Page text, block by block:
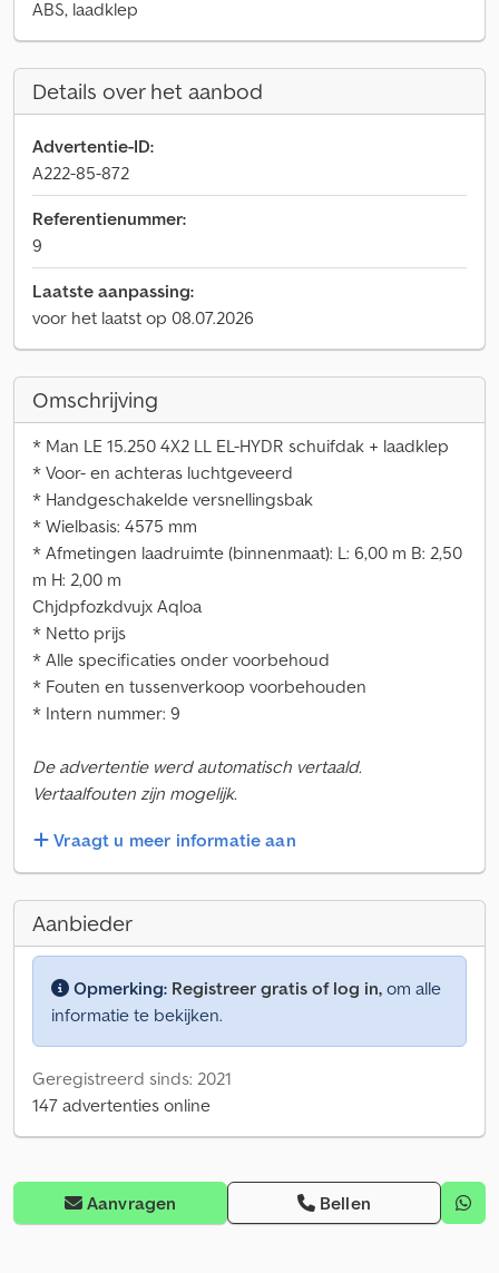
ABS, laadklep
Details over het aanbod
Advertentie-ID:
A222-85-872
Referentienummer:
9
Laatste aanpassing:
voor het laatst op 08.07.2026
Omschrijving
* Man LE 15.250 4X2 LL EL-HYDR schuifdak + laadklep
* Voor- en achteras luchtgeveerd
* Handgeschakelde versnellingsbak
* Wielbasis: 4575 mm
* Afmetingen laadruimte (binnenmaat): L: 6,00 m B: 2,50
m H: 2,00 m
Chjdpfozkdvujx Aqloa
* Netto prijs
* Alle specificaties onder voorbehoud
* Fouten en tussenverkoop voorbehouden
* Intern nummer: 9
De advertentie werd automatisch vertaald.
Vertaalfouten zijn mogelijk.
Vraagt u meer informatie aan
Aanbieder
Opmerking: Registreer gratis of log in, om alle
informatie te bekijken.
Geregistreerd sinds: 2021
147 advertenties online
Aanvragen Bellen